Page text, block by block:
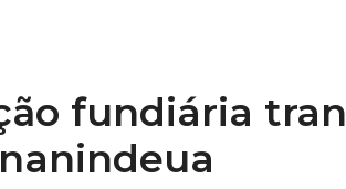
fundiária